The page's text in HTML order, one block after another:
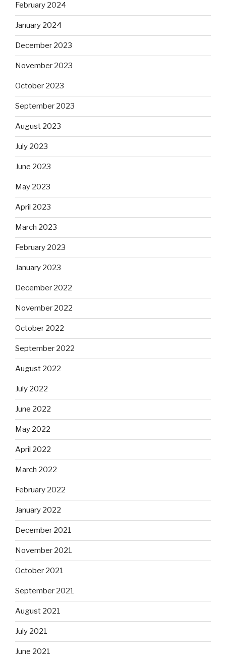
February 2024
January 2024
December 2023
November 2023
October 2023
September 2023
August 2023
July 2023
June 2023
May 2023
April 2023
March 2023
February 2023
January 2023
December 2022
November 2022
October 2022
September 2022
August 2022
July 2022
June 2022
May 2022
April 2022
March 2022
February 2022
January 2022
December 2021
November 2021
October 2021
September 2021
August 2021
July 2021
June 2021